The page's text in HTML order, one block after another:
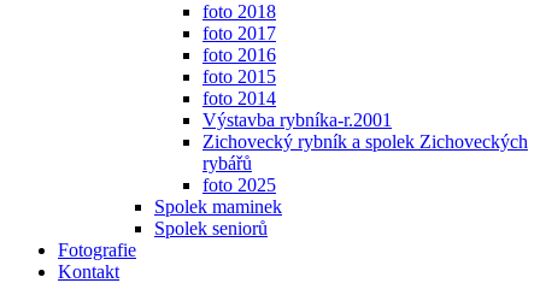
foto 2018
foto 2017
foto 2016
foto 2015
foto 2014
Výstavba rybníka-r.2001
Zichovecký rybník a spolek Zichoveckých
rybářů
foto 2025
Spolek maminek
Spolek seniorů
Fotografie
Kontakt